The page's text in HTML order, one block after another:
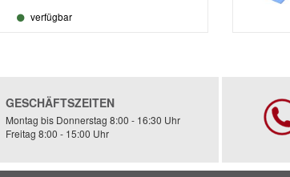
verfügbar
GESCHÄFTSZEITEN
Montag bis Donnerstag 8:00 - 16:30 Uhr
Freitag 8:00 - 15:00 Uhr